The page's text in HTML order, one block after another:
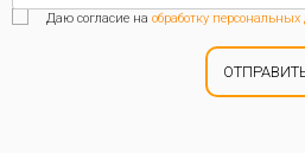
Даю согласие на обработку